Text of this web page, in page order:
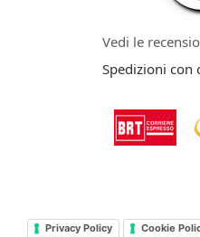
Vedi le
Spedizioni con
Privacy Policy Cookie